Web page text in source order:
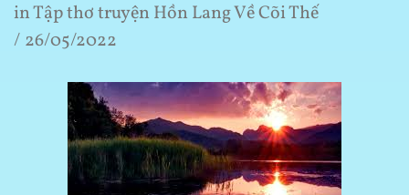
inTập thơ truyện Hồn Lang Về Cõi Thế
26/05/2022